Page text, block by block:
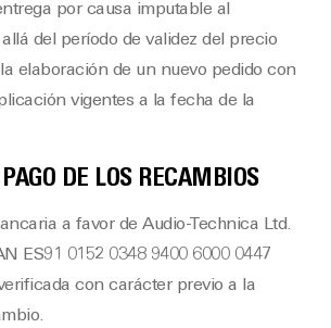
por causa imputable al
del período de validez del precio
elaboración de un nuevo pedido con
vigentes a la fecha de la
DE LOS RECAMBIOS
a favor de Audio-Technica Ltd.
ES91 0152 0348 9400 6000 0447
con carácter previo a la